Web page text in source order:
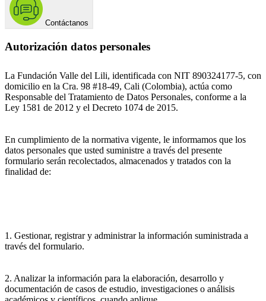
Contáctanos
Autorización datos personales
La Fundación Valle del Lili, identificada con NIT 890324177-5, con
domicilio en la Cra. 98 #18-49, Cali (Colombia), actúa como
Responsable del Tratamiento de Datos Personales, conforme a la
Ley 1581 de 2012 y el Decreto 1074 de 2015.
En cumplimiento de la normativa vigente, le informamos que los
datos personales que usted suministre a través del presente
formulario serán recolectados, almacenados y tratados con la
finalidad de:
1. Gestionar, registrar y administrar la información suministrada a
través del formulario.
2. Analizar la información para la elaboración, desarrollo y
documentación de casos de estudio, investigaciones o análisis